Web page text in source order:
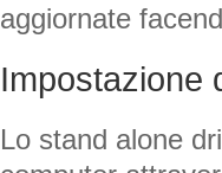
aggiornate
Impostazione
Lo stand alone